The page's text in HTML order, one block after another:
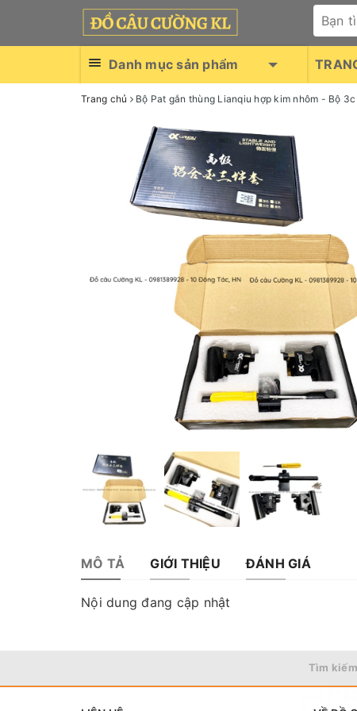
Danh mục sản phẩm
Trang chủ Bộ Pat gắn thùng Lianqiu hợp kim nhôm - Bộ 3c
MÔ TẢ GIỚI THIỆU ĐÁNH GIÁ
Nội dung đang cập nhật
Tìm